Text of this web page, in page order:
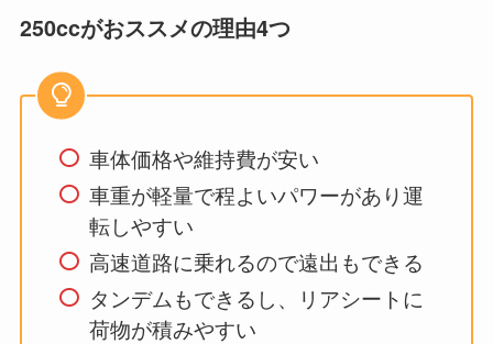
250ccがおススメの理由4つ
車体価格や維持費が安い
車重が軽量で程よいパワーがあり運
転しやすい
高速道路に乗れるので遠出もできる
タンデムもできるし、リアシートに
荷物が積みやすい